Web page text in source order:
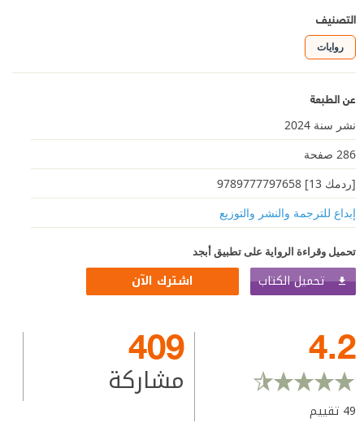
التصنيف
روايات
عن الطبعة
نشر سنة 2024
286 صفحة
[ردمك 13] 9789777797658
إبداع للترجمة والنشر والتوزيع
تحميل وقراءة الرواية على تطبيق أبجد
تحميل الكتاب اشترك الآن
4.2
49 تقييم
409
مشاركة